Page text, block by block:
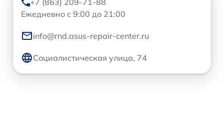
+7 (863) 209-71-88
Ежедневно с 9:00 до 21:00
info@rnd.asus-repair-center.ru
Социалистическая улица, 74